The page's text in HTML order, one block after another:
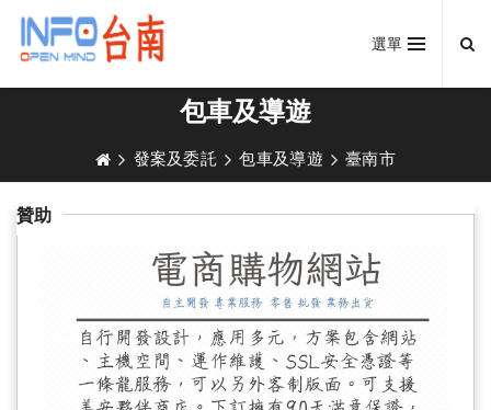
選單
包車及導遊
發案及委託 包車及導遊 臺南市
贊助